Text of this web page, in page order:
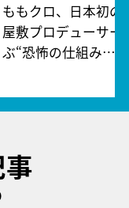
ももクロ、日本初の
屋敷プロデューサー
ぶ“恐怖の仕組み…